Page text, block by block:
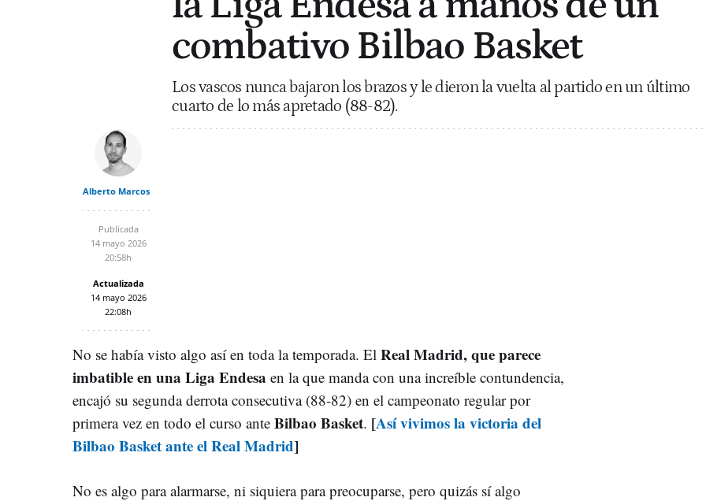
combativo Bilbao Basket
Los vascos nunca bajaron los brazos y le dieron la vuelta al partido en un último
cuarto de lo más apretado (88-82).
Alberto Marcos
Publicada
14 mayo 2026
20:58h
Actualizada
14 mayo 2026
22:08h
No se había visto algo así en toda la temporada. El Real Madrid, que parece
imbatible en una Liga Endesa en la que manda con una increíble contundencia,
encajó su segunda derrota consecutiva (88-82) en el campeonato regular por
primera vez en todo el curso ante Bilbao Basket. [Así vivimos la victoria del
Bilbao Basket ante el Real Madrid]
No es algo para alarmarse, ni siquiera para preocuparse, pero quizás sí algo